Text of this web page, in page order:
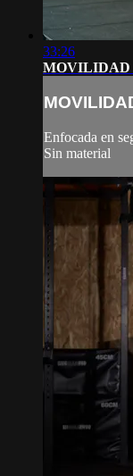
33:26
MOVILIDAD
Enfocada en
Sin material